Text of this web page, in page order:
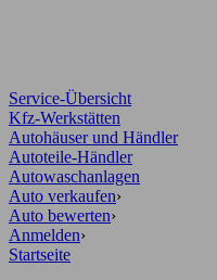
Service-Übersicht
Kfz-Werkstätten
Autohäuser und Händler
Autoteile-Händler
Autowaschanlagen
Auto verkaufen›
Auto bewerten›
Anmelden›
Startseite